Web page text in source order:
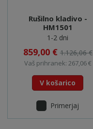
Rušilno kladivo -
HM1501
1-2 dni
859,00 € 1.126,06 €
Vaš prihranek: 267,06 €
V košarico
Primerjaj